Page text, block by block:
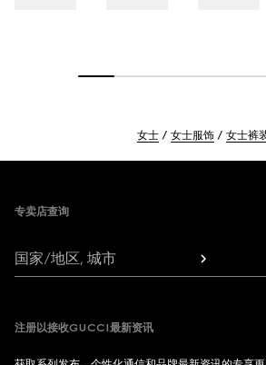
女士 女士服饰 女士裤
专卖店查询
国家/地区, 城市
注册以接收GUCCI最新资讯